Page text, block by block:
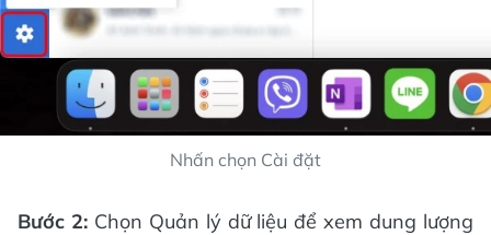
Nhấn chọn Cài đặt
Bước 2:Chọn Quản lý dữ liệu để xem dung lượng